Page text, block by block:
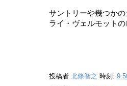
サントリーや幾つか
ライ・ヴェルモット
投稿者 北條智之 時刻: